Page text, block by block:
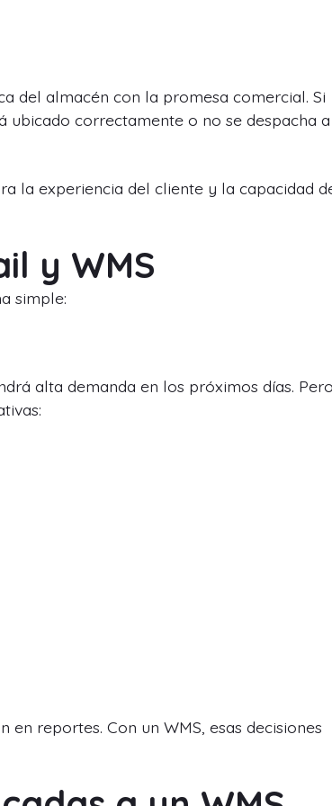
del almacén con la promesa comercial. Si
correctamente o no se despacha a
la experiencia del cliente y la capacidad
y WMS
simple:
alta demanda en los próximos días.
en reportes. Con un WMS, esas decisiones